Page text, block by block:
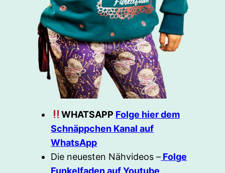
WHATSAPP Folge hier dem
Schnäppchen Kanal auf
WhatsApp
Die neuesten Nähvideos – Folge
Funkelfaden auf Youtube